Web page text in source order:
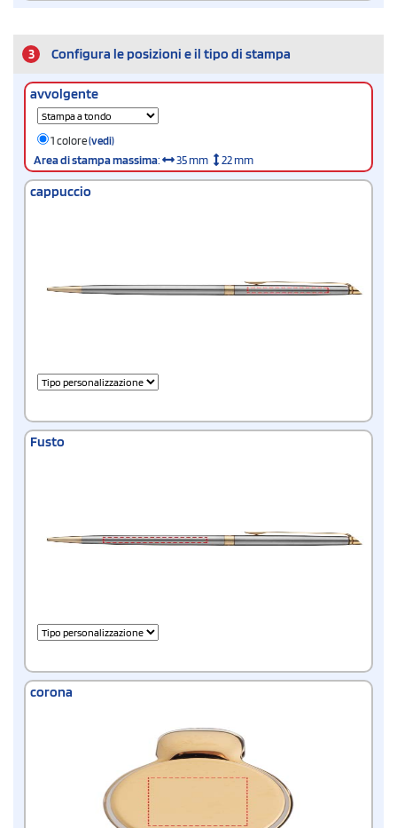
3 Configura le posizioni e il tipo di stampa
avvolgente
1 colore(vedi)
Area di stampa massima: 35 mm 22 mm
cappuccio
Fusto
corona